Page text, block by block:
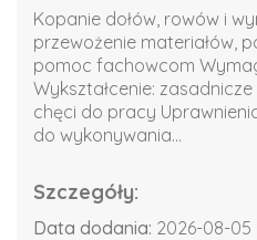
Kopanie dołów, rowów i
przewożenie materiałów,
pomoc fachowcom
Wykształcenie:
chęci do pracy
do wykonywania...
Szczegóły:
Data dodania: 2026-08-05